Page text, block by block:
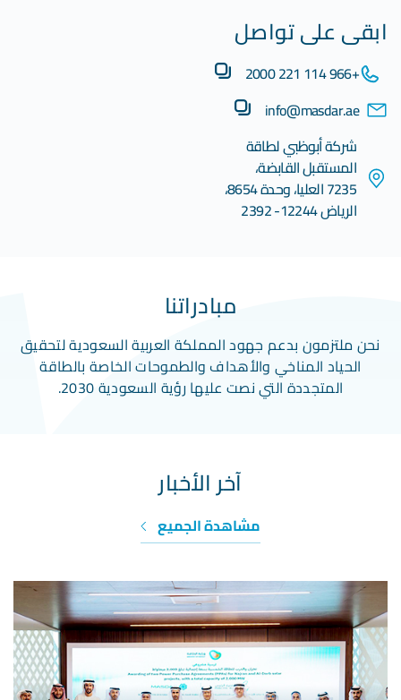
ابقى على تواصل
+966 114 221 2000
info@masdar.ae
شركة أبوظبي لطاقة
المستقبل القابضة،
7235 العليا، وحدة 8654،
الرياض 12244- 2392
مبادراتنا
نحن ملتزمون بدعم جهود المملكة العربية السعودية لتحقيق
الحياد المناخي والأهداف والطموحات الخاصة بالطاقة
المتجددة التي نصت عليها رؤية السعودية 2030.
آخر الأخبار
مشاهدة الجميع